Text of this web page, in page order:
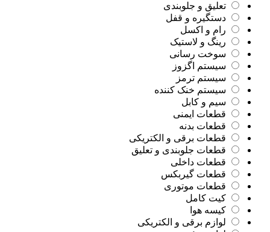
تعلیق و جلوبندی
دستگیره و قفل
رام و اکسل
رینگ و لاستیک
سوخت رسانی
سیستم اگزوز
سیستم ترمز
سیستم خنک کننده
سیم و کابل
قطعات ایمنی
قطعات بدنه
قطعات برقی و الکتریکی
قطعات جلوبندی و تعلیق
قطعات داخلی
قطعات گیربکس
قطعات موتوری
کیت کامل
کیسه هوا
لوازم برقی و الکتریکی